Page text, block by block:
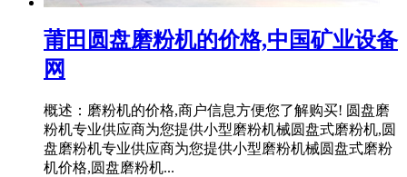
莆田圆盘磨粉机的价格,中国矿业设备
网
概述：磨粉机的价格,商户信息方便您了解购买! 圆盘磨
粉机专业供应商为您提供小型磨粉机械圆盘式磨粉机,圆
盘磨粉机专业供应商为您提供小型磨粉机械圆盘式磨粉
机价格,圆盘磨粉机...